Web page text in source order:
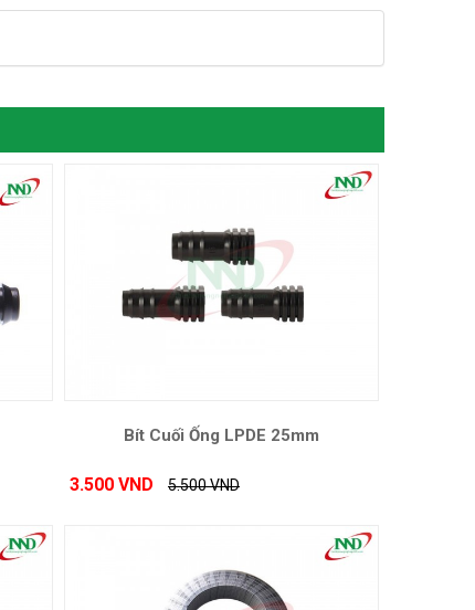
Bít Cuối Ống LPDE 25mm
3.500 VND 5.500 VND